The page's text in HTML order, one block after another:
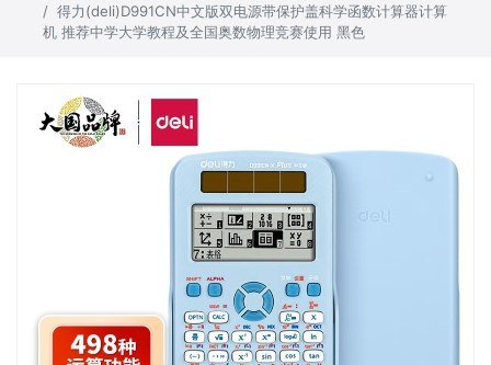
得力(deli)D991CN中文版双电源带保护盖科学函数计算器计算
机 推荐中学大学教程及全国奥数物理竞赛使用 黑色